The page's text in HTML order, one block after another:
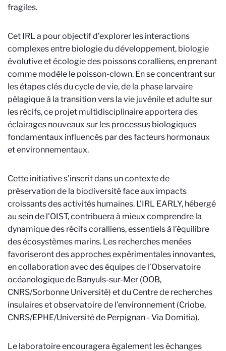
fragiles.
Cet IRL a pour objectif d’explorer les interactions
complexes entre biologie du développement, biologie
évolutive et écologie des poissons coralliens, en prenant
comme modèle le poisson-clown. En se concentrant sur
les étapes clés du cycle de vie, de la phase larvaire
pélagique à la transition vers la vie juvénile et adulte sur
les récifs, ce projet multidisciplinaire apportera des
éclairages nouveaux sur les processus biologiques
fondamentaux influencés par des facteurs hormonaux
et environnementaux.
Cette initiative s'inscrit dans un contexte de
préservation de la biodiversité face aux impacts
croissants des activités humaines. L'IRL EARLY, hébergé
au sein de l'OIST, contribuera à mieux comprendre la
dynamique des récifs coralliens, essentiels à l’équilibre
des écosystèmes marins. Les recherches menées
favoriseront des approches expérimentales innovantes,
en collaboration avec des équipes de l’Observatoire
océanologique de Banyuls-sur-Mer (OOB,
CNRS/Sorbonne Université) et du Centre de recherches
insulaires et observatoire de l’environnement (Criobe,
CNRS/EPHE/Université de Perpignan - Via Domitia).
Le laboratoire encouragera également les échanges